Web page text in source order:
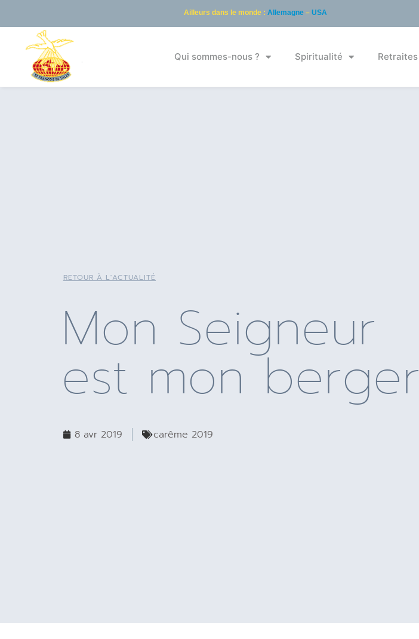
Ailleurs dans le monde : Allemagne– USA
Qui sommes-nous ? Spiritualité Retraites
RETOUR À L'ACTUALITÉ
Mon Seigneur
est mon berger
8 avr 2019 carême 2019